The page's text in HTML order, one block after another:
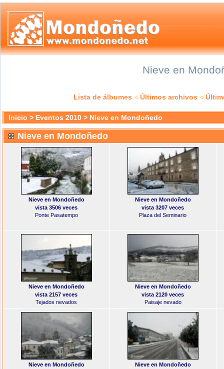
Nieve en
Lista de álbumes Últimos archivos
Inicio > Eventos 2010 > Nieve en Mondoñedo
Nieve en Mondoñedo
Nieve en Mondoñedo
vista 3506 veces
Ponte Pasatempo
Nieve en Mondoñedo
vista 3207 veces
Plaza del Seminario
Nieve en Mondoñedo
vista 2157 veces
Tejados nevados
Nieve en Mondoñedo
vista 2120 veces
Paisaje nevado
Nieve en Mondoñedo
Nieve en Mondoñedo